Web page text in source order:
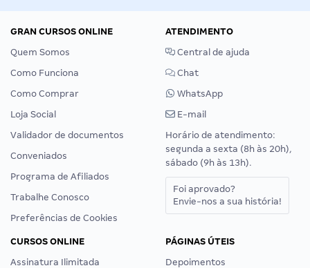
GRAN CURSOS ONLINE
Quem Somos
Como Funciona
Como Comprar
Loja Social
Validador de documentos
Conveniados
Programa de Afiliados
Trabalhe Conosco
Preferências de Cookies
ATENDIMENTO
Central de ajuda
Chat
WhatsApp
E-mail
Horário de atendimento:
segunda a sexta (8h às 20h),
sábado (9h às 13h).
Foi aprovado?
Envie-nos a sua história!
CURSOS ONLINE
Assinatura Ilimitada
PÁGINAS ÚTEIS
Depoimentos